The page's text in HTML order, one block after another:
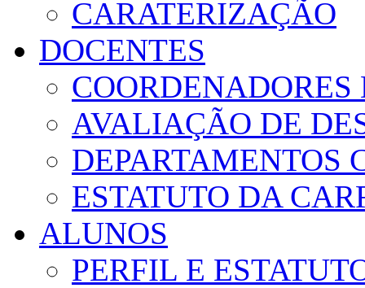
CARATERIZAÇÃO
DOCENTES
AVALIAÇÃO DE
DEPARTAMENTOS
ESTATUTO DA
ALUNOS
PERFIL E